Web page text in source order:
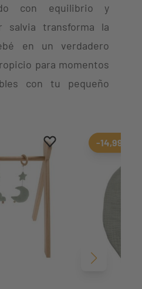
con equilibrio y
salvia transforma la
en un verdadero
para momentos
con tu pequeño
Aggiungi ai preferiti
borrar favoritos
-14,99%
Siguiente